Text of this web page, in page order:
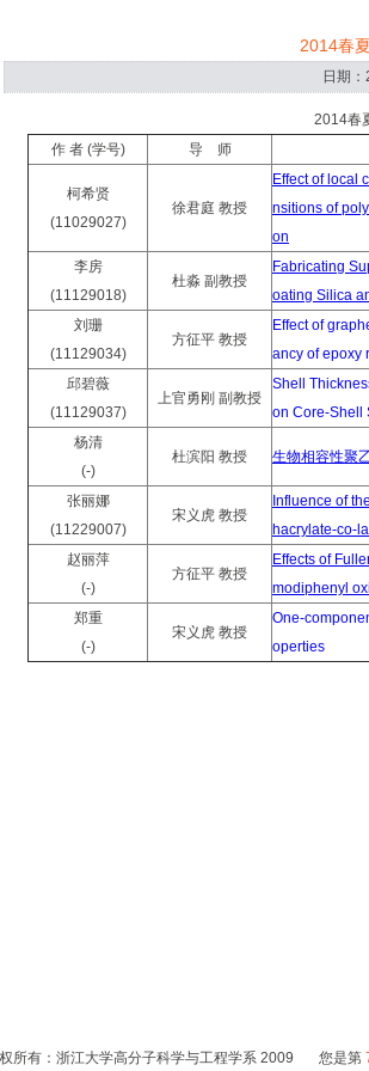
2014春
日期
2014春
作 者 (学号)
导 师
柯希贤
(11029027)
徐君庭 教授
Effect of local
nsitions of
on
李房
(11129018)
杜淼 副教授
Fabricating
oating Silica
刘珊
(11129034)
方征平 教授
Effect of
ancy of epoxy
邱碧薇
(11129037)
上官勇刚 副教授
Shell
on Core-Shell
杨清
(-)
杜滨阳 教授 生物相容性聚
张丽娜
(11229007)
宋义虎 教授
Influence of
hacrylate-co-
赵丽萍
(-)
方征平 教授
Effects of
modiphenyl
郑重
(-)
宋义虎 教授
One-
operties
所有：浙江大学高分子科学与工程学系 2009 您是第